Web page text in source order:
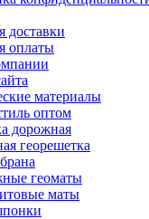
доставки
оплаты
материалы
оптом
дорожная
георешетка
геоматы
маты